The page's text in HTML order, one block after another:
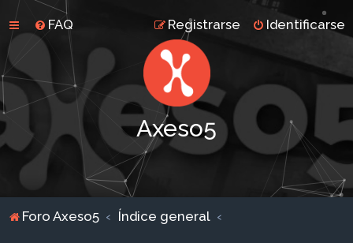
FAQ Identificarse
Registrarse
Axeso5
Foro Axeso5 Índice general